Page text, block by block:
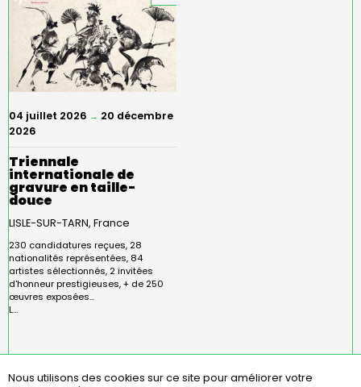
04 juillet 2026 → 20 décembre
2026
Triennale
internationale de
gravure en taille-
douce
LISLE-SUR-TARN France
230 candidatures reçues, 28
nationalités représentées, 84
artistes sélectionnés, 2 invitées
d'honneur prestigieuses, + de 250
œuvres exposées...
L…
Nous utilisons des cookies sur ce site pour améliorer votre